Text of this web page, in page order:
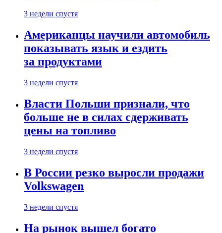
3 недели спустя
Американцы научили автомобиль
показывать язык и ездить
за продуктами
3 недели спустя
Власти Польши признали, что
больше не в силах сдерживать
цены на топливо
3 недели спустя
В России резко выросли продажи
Volkswagen
3 недели спустя
На рынок вышел богато